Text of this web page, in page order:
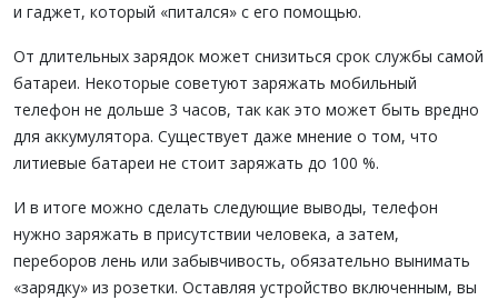
и гаджет, который «питался» с его помощью.
От длительных зарядок может снизиться срок службы самой
батареи. Некоторые советуют заряжать мобильный
телефон не дольше 3 часов, так как это может быть вредно
для аккумулятора. Существует даже мнение о том, что
литиевые батареи не стоит заряжать до 100 %.
И в итоге можно сделать следующие выводы, телефон
нужно заряжать в присутствии человека, а затем,
переборов лень или забывчивость, обязательно вынимать
«зарядку» из розетки. Оставляя устройство включенным, вы